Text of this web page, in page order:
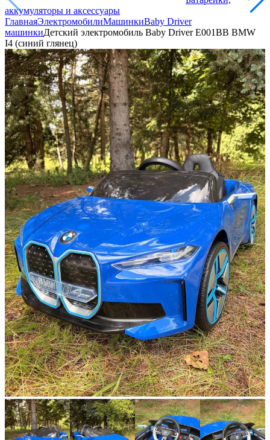
аккумуляторы и аксессуары
ГлавнаяЭлектромобилиМашинкиBaby Driver
машинкиДетский электромобиль Baby Driver E001BB BMW
I4 (синий глянец)